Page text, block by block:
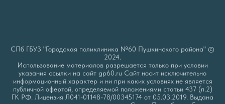
СПб ГБУЗ "Городская поликлиника №60 Пушкинского района" ©
2024.
Использование материалов разрешается только при условии
указания ссылки на сайт gp60.ru Сайт носит исключительно
информационный характер и ни при каких условиях не является
публичной офертой, определяемой положениями статьи 437 (п.2)
ГК РФ. Лицензия Л041-01148-78/00345174 от 05.03.2019. Выдана